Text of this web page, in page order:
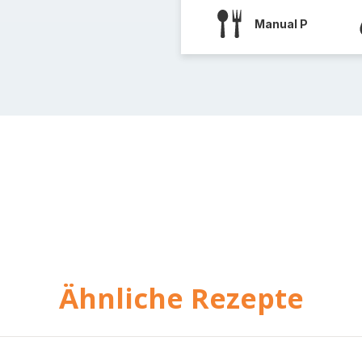
Manual P
Ähnliche Rezepte